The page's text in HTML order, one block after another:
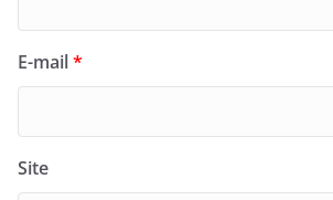
E-mail*
Site